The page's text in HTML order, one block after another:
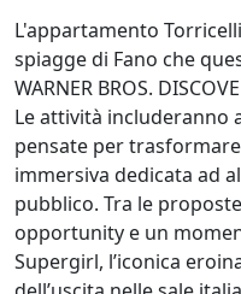
L'appartamento
spiagge di Fano che
WARNER BROS.
Le attività includeranno
pensate per
immersiva dedicata ad
pubblico. Tra le
opportunity e un
Supergirl, l’iconica